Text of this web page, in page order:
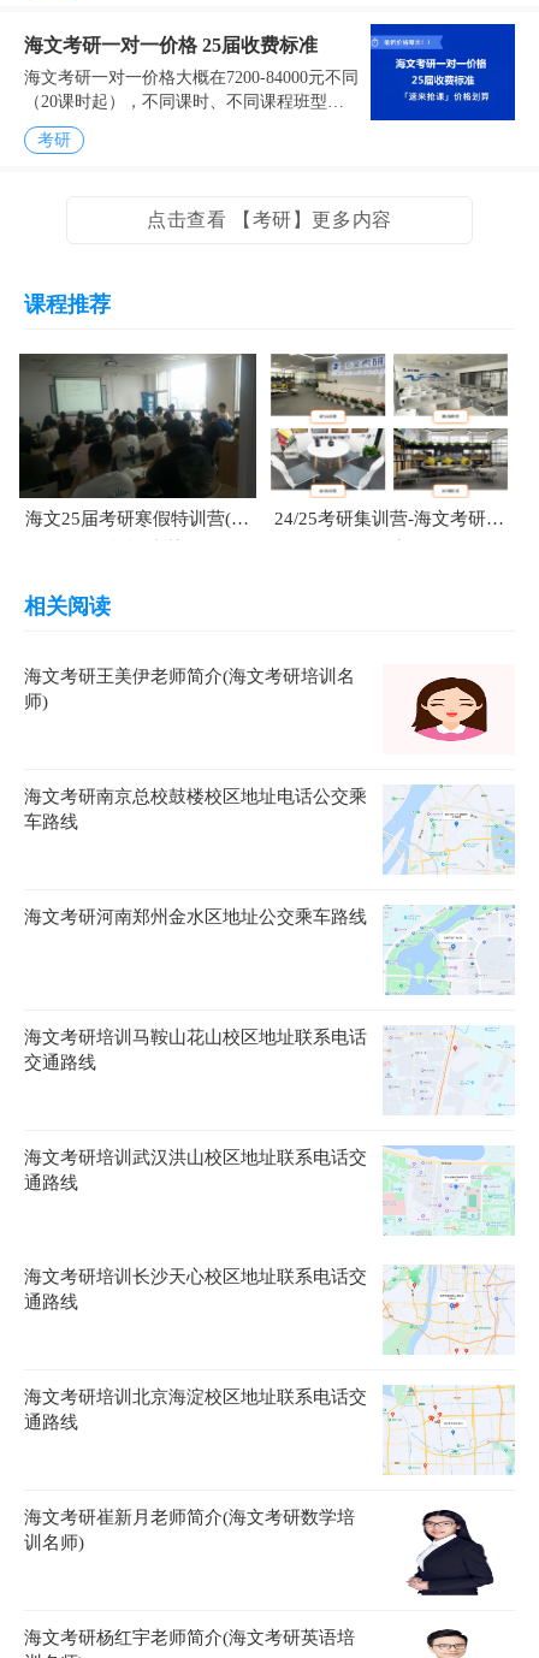
海文考研一对一价格 25届收费标准
海文考研一对一价格大概在7200-84000元不同
（20课时起），不同课时、不同课程班型收
费价格不一样，以下汇总，2025届超级一对
一辅导价格标准，供参考如下。海文考研一...
考研
点击查看 【考研】更多内容
课程推荐
海文25届考研寒假特训营(15
24/25考研集训营-海文考研寒
相关阅读
海文考研王美伊老师简介(海文考研培训名
师)
海文考研南京总校鼓楼校区地址电话公交乘
车路线
海文考研河南郑州金水区地址公交乘车路线
海文考研培训马鞍山花山校区地址联系电话
交通路线
海文考研培训武汉洪山校区地址联系电话交
通路线
海文考研培训长沙天心校区地址联系电话交
通路线
海文考研培训北京海淀校区地址联系电话交
通路线
海文考研崔新月老师简介(海文考研数学培
训名师)
海文考研杨红宇老师简介(海文考研英语培